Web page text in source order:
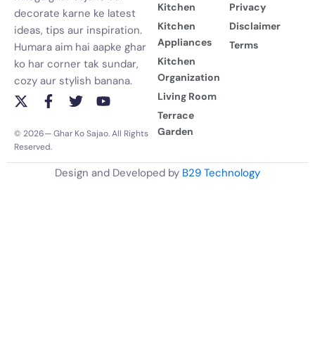
decorate karne ke latest
ideas, tips aur inspiration.
Humara aim hai aapke ghar
ko har corner tak sundar,
cozy aur stylish banana.
X
t
w
F
c
e
o
T
i
e
r
Y
u
b
© 2026— Ghar Ko Sajao. All Rights
Reserved.
Kitchen
Kitchen
Appliances
Kitchen
Organization
Living Room
Terrace
Garden
Privacy
Disclaimer
Terms
Design and Developed by B29 Technology